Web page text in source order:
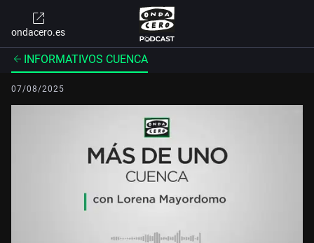
ondacero.es
INFORMATIVOS CUENCA
07/08/2025